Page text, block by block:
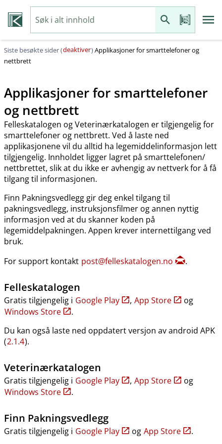
Siste besøkte sider (deaktiver)Applikasjoner for smarttelefoner og
nettbrett
Applikasjoner for smarttelefoner
og nettbrett
Felleskatalogen og Veterinærkatalogen er tilgjengelig for
smarttelefoner og nettbrett. Ved å laste ned
applikasjonene vil du alltid ha legemiddelinformasjon lett
tilgjengelig. Innholdet ligger lagret på smarttelefonen​/​
nettbrettet, slik at du ikke er avhengig av nettverk for å få
tilgang til informasjonen.
Finn Pakningsvedlegg gir deg enkel tilgang til
pakningsvedlegg, instruksjonsfilmer og annen nyttig
informasjon ved at du skanner koden på
legemiddelpakningen. Appen krever internettilgang ved
bruk.
For support kontakt post@felleskatalogen.no .
Felleskatalogen
Gratis tilgjengelig i Google Play , App Store
og
Windows Store
.
Du kan også laste ned oppdatert versjon av android APK
(2.1.4).
Veterinærkatalogen
Gratis tilgjengelig i Google Play , App Store
og
Windows Store
.
Finn Pakningsvedlegg
Gratis tilgjengelig i Google Play og App Store .